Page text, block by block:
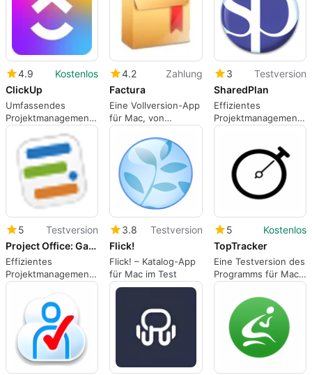
4.9
Kostenlos
ClickUp
Umfassendes
Projektmanagement
mit ClickUp
4.2
Zahlung
Factura
Eine Vollversion-App
für Mac, von
BaaraSoft.
3
Testversion
SharedPlan
Effizientes
Projektmanagement
mit SharedPlan
5
Testversion
Project Office: Gantt chart
Effizientes
Projektmanagement
mit Gantt-
Diagrammen
3.8
Testversion
Flick!
Flick! – Katalog-App
für Mac im Test
5
Kostenlos
TopTracker
Eine Testversion des
Programms für Mac
von TopTracker.